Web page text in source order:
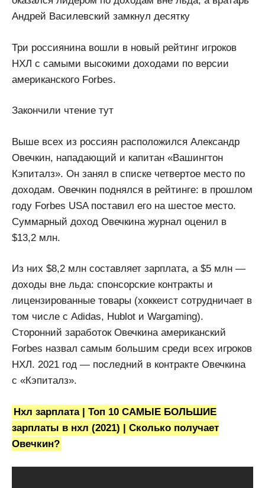
Андрей Василевский замкнул десятку
Три россиянина вошли в новый рейтинг игроков
НХЛ с самыми высокими доходами по версии
американского Forbes.
Закончили чтение тут
Выше всех из россиян расположился Александр
Овечкин, нападающий и капитан «Вашингтон
Кэпиталз». Он занял в списке четвертое место по
доходам. Овечкин поднялся в рейтинге: в прошлом
году Forbes USA поставил его на шестое место.
Суммарный доход Овечкина журнал оценил в
$13,2 млн.
Из них $8,2 млн составляет зарплата, а $5 млн —
доходы вне льда: спонсорские контракты и
лицензированные товары (хоккеист сотрудничает в
том числе с Adidas, Hublot и Wargaming).
Сторонний заработок Овечкина американский
Forbes назвал самым большим среди всех игроков
НХЛ. 2021 год — последний в контракте Овечкина
с «Кэпиталз».
Нхл зарплата | Топ 10 САМЫЕ БОЛЬШИЕ
зарплаты в нхл (2021) | Сколько получает
Овечкин?